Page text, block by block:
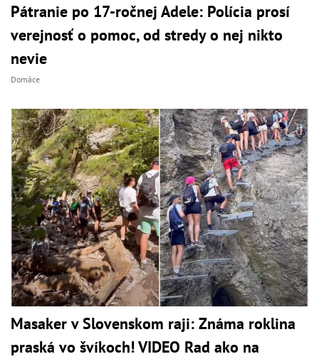
Pátranie po 17-ročnej Adele: Polícia prosí
verejnosť o pomoc, od stredy o nej nikto
nevie
Domáce
Masaker v Slovenskom raji: Známa roklina
praská vo švíkoch! VIDEO Rad ako na